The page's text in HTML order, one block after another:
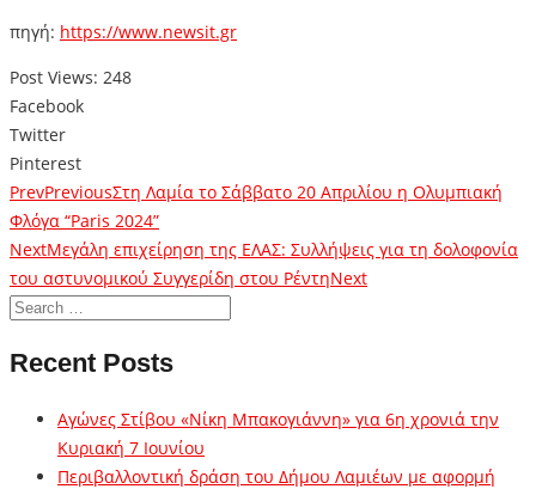
πηγή: https://www.newsit.gr
Post Views: 248
Facebook
Twitter
Pinterest
PrevPreviousΣτη Λαμία το Σάββατο 20 Απριλίου η Ολυμπιακή
Φλόγα “Paris 2024”
NextΜεγάλη επιχείρηση της ΕΛΑΣ: Συλλήψεις για τη δολοφονία
του αστυνομικού Συγγερίδη στου ΡέντηNext
Recent Posts
Αγώνες Στίβου «Νίκη Μπακογιάννη» για 6η χρονιά την
Κυριακή 7 Ιουνίου
Περιβαλλοντική δράση του Δήμου Λαμιέων με αφορμή